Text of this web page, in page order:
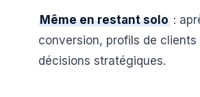
Même en restant solo :
conversion, profils de
décisions stratégiques.